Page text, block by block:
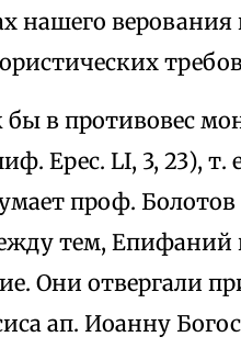
нашего верования
бы в противовес
Ерес. LI, 3, 23),
проф.
тем, Епифаний
Они отвергали
ап. Иоанну